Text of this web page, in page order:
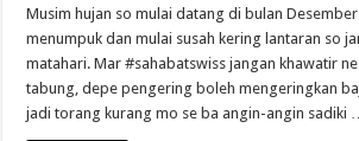
Musim hujan so mulai datang di bulan
menumpuk dan mulai susah kering lantaran so
matahari. Mar #sahabatswiss jangan khawatir
tabung, depe pengering boleh mengeringkan
jadi torang kurang mo se ba angin-angin sadiki